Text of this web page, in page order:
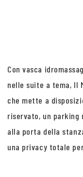
Con vasca
nelle suite a tema, Il
che mette a
riservato, un
alla porta della
una privacy totale